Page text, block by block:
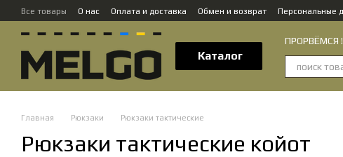
Перейти к основному контенту
Все товары О нас Оплата и доставка Обмен и возврат Персональные
Каталог
ПРОРВЁМСЯ
Главная Рюкзаки Рюкзаки тактические
Рюкзаки тактические койот